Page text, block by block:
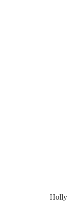
Holly